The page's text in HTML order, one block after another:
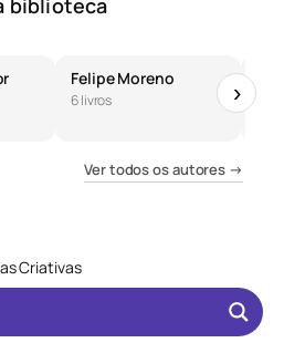
biblioteca
Felipe Moreno
6 livros ›
Ver todos os autores →
Criativas